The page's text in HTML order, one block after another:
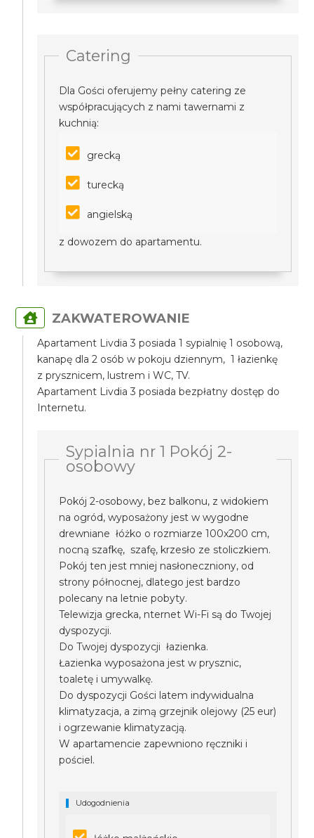
Catering
Dla Gości oferujemy pełny catering ze
współpracujących z nami tawernami z
kuchnią:
grecką
turecką
angielską
z dowozem do apartamentu.
ZAKWATEROWANIE
Apartament Livdia 3 posiada 1 sypialnię 1 osobową,
kanapę dla 2 osób w pokoju dziennym, 1 łazienkę
z prysznicem, lustrem i WC, TV.
Apartament Livdia 3 posiada bezpłatny dostęp do
Internetu.
Sypialnia nr 1 Pokój 2-
osobowy
Pokój 2-osobowy, bez balkonu, z widokiem
na ogród, wyposażony jest w wygodne
drewniane łóżko o rozmiarze 100x200 cm,
nocną szafkę, szafę, krzesło ze stoliczkiem.
Pokój ten jest mniej nasłoneczniony, od
strony północnej, dlatego jest bardzo
polecany na letnie pobyty.
Telewizja grecka, nternet Wi-Fi są do Twojej
dyspozycji.
Do Twojej dyspozycji łazienka.
Łazienka wyposażona jest w prysznic,
toaletę i umywalkę.
Do dyspozycji Gości latem indywidualna
klimatyzacja, a zimą grzejnik olejowy (25 eur)
i ogrzewanie klimatyzacją.
W apartamencie zapewniono ręczniki i
pościel.
Udogodnienia